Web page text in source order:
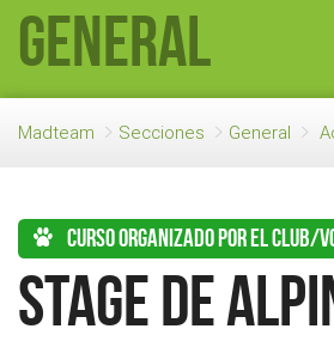
General
Madteam Secciones General
Curso organizado por el club/
STAGE DE